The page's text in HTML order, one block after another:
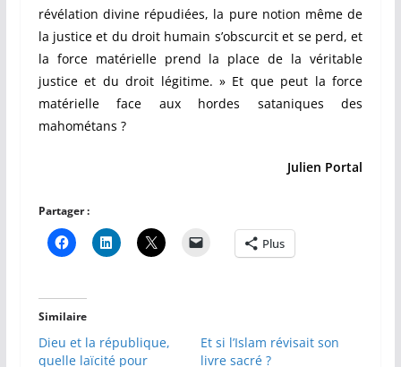
révélation divine répudiées, la pure notion même de
la justice et du droit humain s’obscurcit et se perd, et
la force matérielle prend la place de la véritable
justice et du droit légitime. » Et que peut la force
matérielle face aux hordes sataniques des
mahométans ?
Julien Portal
Partager :
Plus
Similaire
Dieu et la république,
quelle laïcité pour
Et si l’Islam révisait son
livre sacré ?